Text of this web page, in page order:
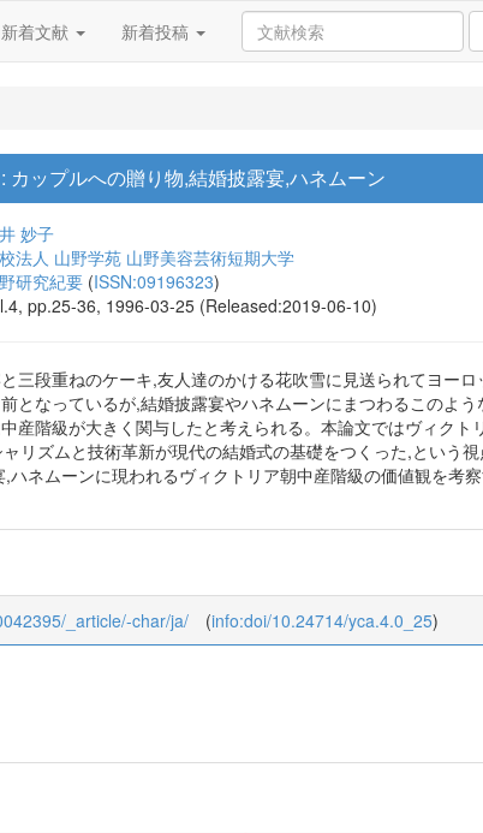
新着文献 新着投稿
カップルへの贈り物,結婚披露宴,ハネムーン
妙子
法人 山野学苑 山野美容芸術短期大学
研究紀要 (ISSN:09196323)
pp.25-36, 1996-03-25 (Released:2019-06-10)
三段重ねのケーキ,友人達のかける花吹雪に見送られてヨー
となっているが,結婚披露宴やハネムーンにまつわるこのよ
産階級が大きく関与したと考えられる。本論文ではヴィク
リズムと技術革新が現代の結婚式の基礎をつくった,という
ハネムーンに現われるヴィクトリア朝中産階級の価値観を考
_article/-char/ja/ (info:doi/10.24714/yca.4.0_25)